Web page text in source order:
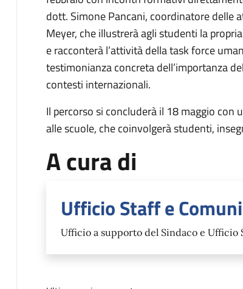
dott. Simone Pancani, coordinatore delle
Meyer, che illustrerà agli studenti la
e racconterà l’attività della task force
testimonianza concreta dell’importanza
contesti internazionali.
Il percorso si concluderà il 18 maggio
alle scuole, che coinvolgerà studenti,
A cura di
Ufficio Staff e
Ufficio a supporto del Sindaco e Ufficio